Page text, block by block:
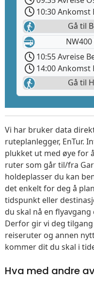
10:30
Gå til
10:55 Avreise
14:00
Gå til
Vi har bruker data
ruteplanlegger, EnTur.
plukket ut med øye for
ruter som går til/fra
holdeplasser du kan
det enkelt for deg å
tidspunkt eller
du skal nå en
Derfor gir vi deg
reiseruter og annen
kommer dit du skal i
Hva med andre